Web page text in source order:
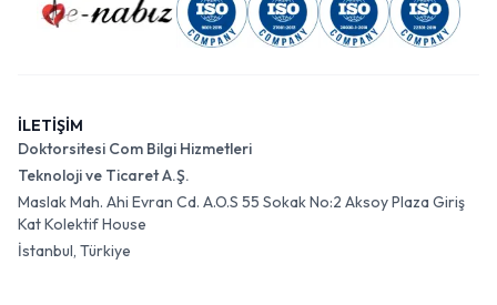
İLETİŞİM
Doktorsitesi Com Bilgi Hizmetleri
Teknoloji ve Ticaret A.Ş.
Maslak Mah. Ahi Evran Cd. A.O.S 55 Sokak No:2 Aksoy Plaza Giriş
Kat Kolektif House
İstanbul, Türkiye